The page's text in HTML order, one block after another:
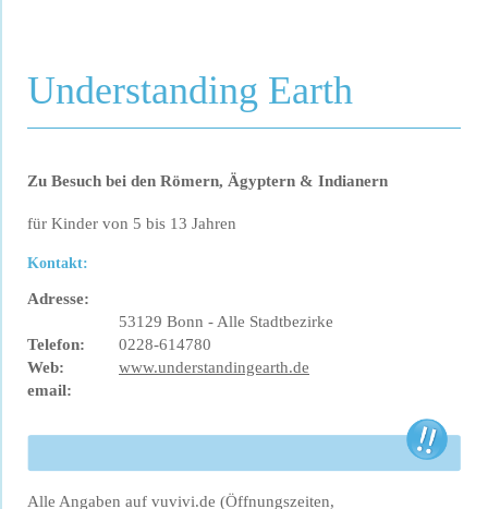
Understanding Earth
Zu Besuch bei den Römern, Ägyptern & Indianern
für Kinder von 5 bis 13 Jahren
Kontakt:
Adresse:
53129 Bonn - Alle Stadtbezirke
Telefon:
0228-614780
Web:
www.understandingearth.de
email:
Alle Angaben auf vuvivi.de (Öffnungszeiten,